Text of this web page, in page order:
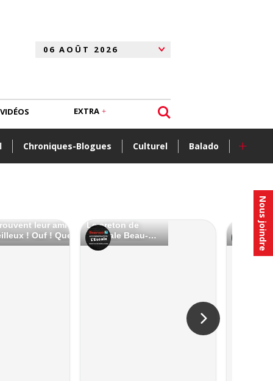
Nous joindre
Chroniques-Blogues Culturel Balado +
VIDÉOS EXTRA